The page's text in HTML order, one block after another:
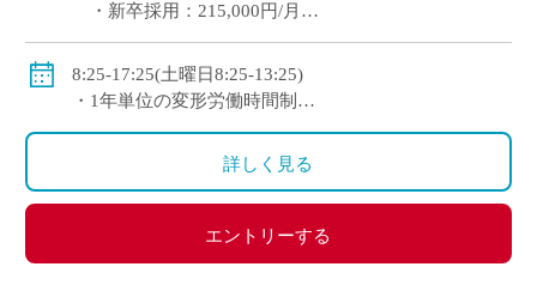
・新卒採用：215,000円/月
◇手当：各種有
(手当例)
・扶養手当：配偶者20,000円/月、その他14,500円/月
◇賞与：有(5.9ヶ月分＋10万円)
8:25-17:25(土曜日8:25-13:25)
・1年単位の変形労働時間制
詳しく見る
エントリーする